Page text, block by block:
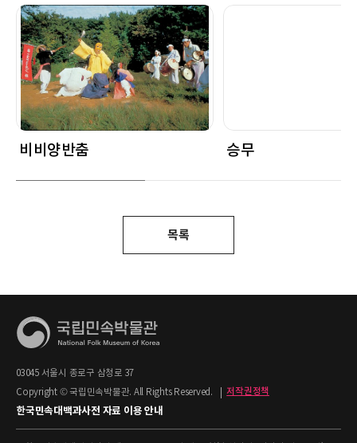
비비양반춤 승무
목록
03045 서울시 종로구 삼청로 37
Copyright © 국립민속박물관. All Rights Reserved.
저작권정책
한국민속대백과사전 자료 이용 안내